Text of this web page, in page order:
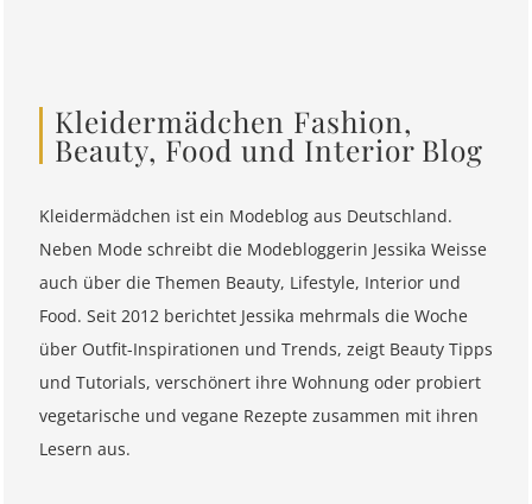
Kleidermädchen Fashion,
Beauty, Food und Interior Blog
Kleidermädchen ist ein Modeblog aus Deutschland.
Neben Mode schreibt die Modebloggerin Jessika Weisse
auch über die Themen Beauty, Lifestyle, Interior und
Food. Seit 2012 berichtet Jessika mehrmals die Woche
über Outfit-Inspirationen und Trends, zeigt Beauty Tipps
und Tutorials, verschönert ihre Wohnung oder probiert
vegetarische und vegane Rezepte zusammen mit ihren
Lesern aus.